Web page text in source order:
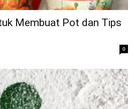
Membuat Pot dan Tips
0